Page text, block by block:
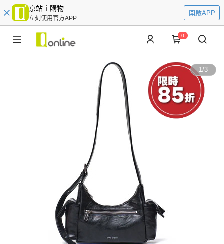
京站ｉ購物
立刻使用官方APP
開啟APP
0
1/3